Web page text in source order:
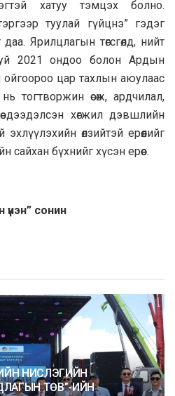
хатуу тэмцэх болно.
туулай гүйцнэ” гэдэг
Ярилцлагын төгсгөлд, нийт
2021 ондоо болон Ардын
цар тахлын аюулаас
тогтворжин өсөж, ардчилал,
дээдэлсэн хөгжил дэвшлийн
өлзийтэй ерөөлийг
бүхнийг хүсэн ерөөе.
сонин
НИСЛЭГИЙН
ТӨВ”-ИЙН